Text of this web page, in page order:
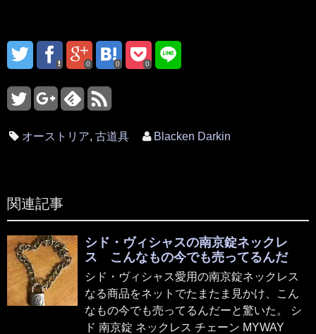
0 0 0
オーストリア, 古道具 Blacken Darkin
関連記事
シド・ヴィシャスの南京錠ネックレ
ス こんなもの今でも売ってるんだ
シド・ヴィシャス愛用の南京錠ネックレス
なる商品をネットでたまたま見かけ、こん
なもの今でも売ってるんだーと驚いた。 シ
ド 南京錠 ネックレス チェーン MYWAY